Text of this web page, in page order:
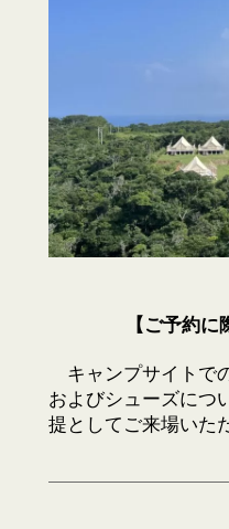
【ご予約に
キャンプサイトで
およびシューズにつ
提としてご来場いた